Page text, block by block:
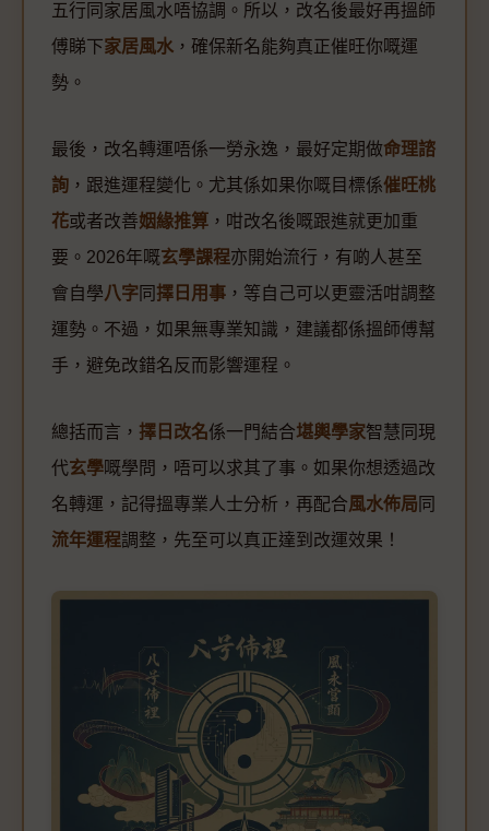
五行同家居風水唔協調。所以，改名後最好再搵師
傅睇下家居風水 ，確保新名能夠真正催旺你嘅運
勢。
最後，改名轉運唔係一勞永逸，最好定期做命理諮
詢 ，跟進運程變化。尤其係如果你嘅目標係催旺桃
花或者改善姻緣推算 ，咁改名後嘅跟進就更加重
要。2026年嘅玄學課程亦開始流行，有啲人甚至
會自學八字 同 擇日用事 ，等自己可以更靈活咁調整
運勢。不過，如果無專業知識，建議都係搵師傅幫
手，避免改錯名反而影響運程。
總括而言， 擇日改名係一門結合堪輿學家智慧同現
代玄學嘅學問，唔可以求其了事。如果你想透過改
名轉運，記得搵專業人士分析，再配合風水佈局 同
流年運程調整，先至可以真正達到改運效果！